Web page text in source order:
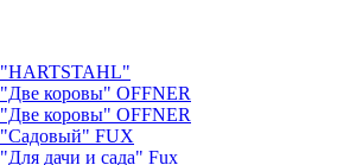
коровы" OFFNER
коровы" OFFNER
FUX
дачи и сада" Fux